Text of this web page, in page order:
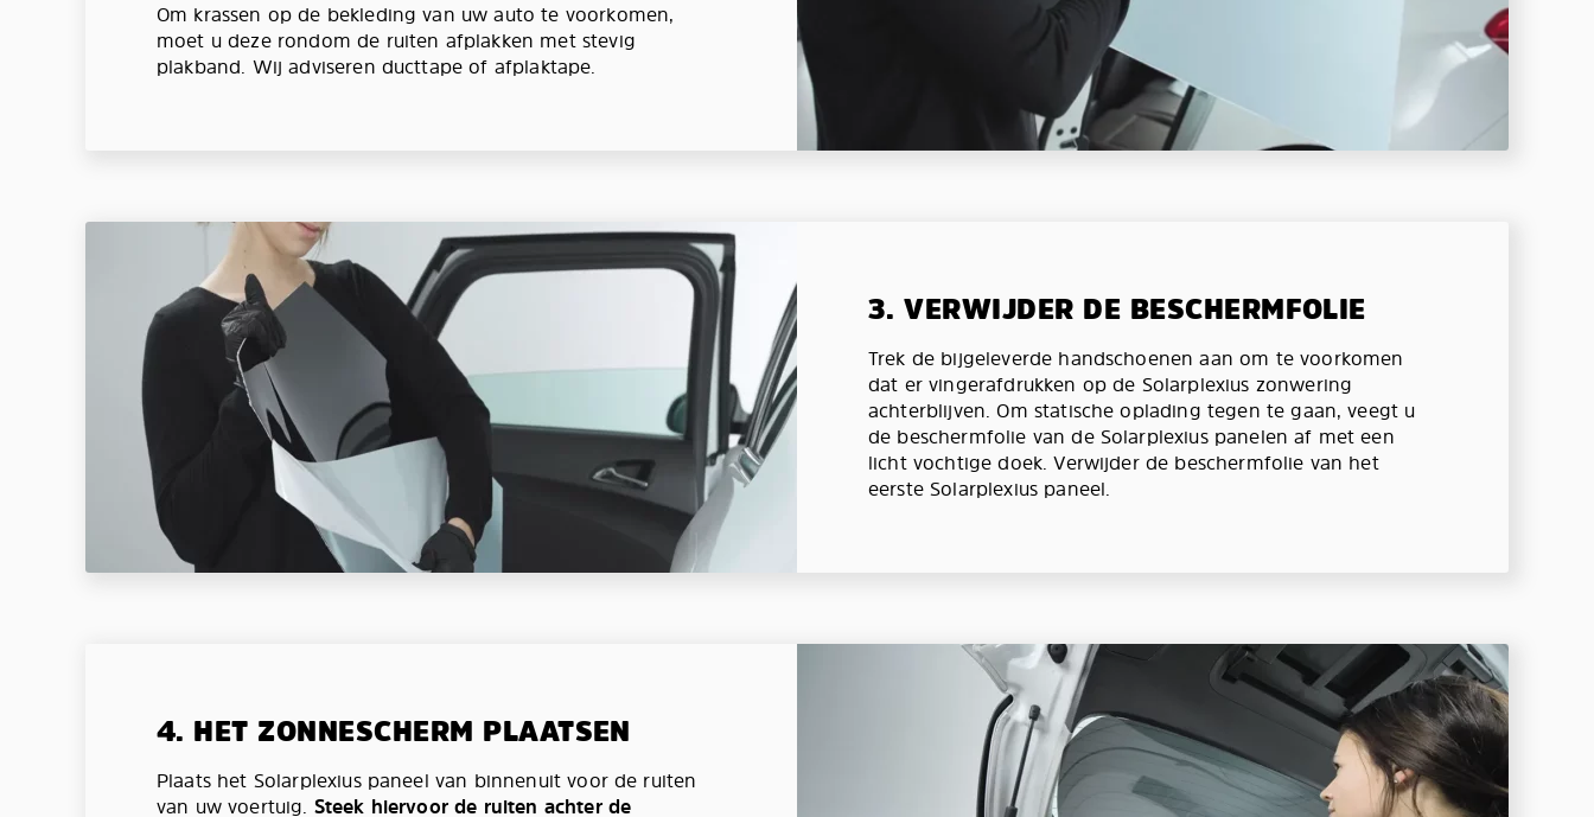
Om krassen op de bekleding van uw auto te voorkomen,
moet u deze rondom de ruiten afplakken met stevig
plakband. Wij adviseren ducttape of afplaktape.
3. VERWIJDER DE BESCHERMFOLIE
Trek de bijgeleverde handschoenen aan om te voorkomen
dat er vingerafdrukken op de Solarplexius zonwering
achterblijven. Om statische oplading tegen te gaan, veegt u
de beschermfolie van de Solarplexius panelen af met een
licht vochtige doek. Verwijder de beschermfolie van het
eerste Solarplexius paneel.
4. HET ZONNESCHERM PLAATSEN
Plaats het Solarplexius paneel van binnenuit voor de ruiten
van uw voertuig. Steek hiervoor de ruiten achter de